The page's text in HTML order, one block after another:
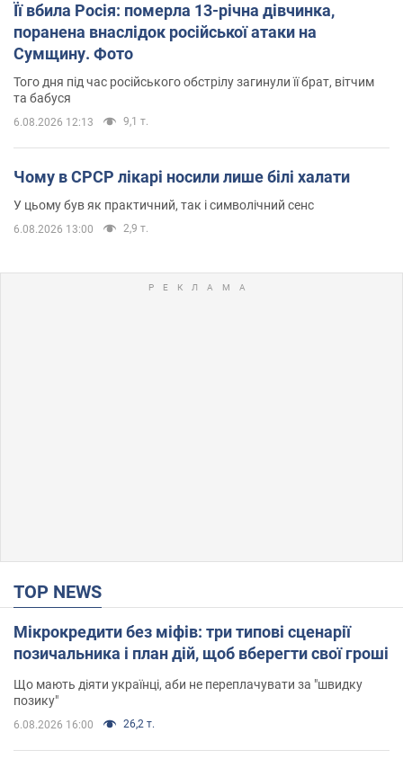
Її вбила Росія: померла 13-річна дівчинка,
поранена внаслідок російської атаки на
Сумщину. Фото
Того дня під час російського обстрілу загинули її брат, вітчим
та бабуся
6.08.2026 12:13 9,1 т.
Чому в СРСР лікарі носили лише білі халати
У цьому був як практичний, так і символічний сенс
6.08.2026 13:00 2,9 т.
TOP NEWS
Мікрокредити без міфів: три типові сценарії
позичальника і план дій, щоб вберегти свої гроші
Що мають діяти українці, аби не переплачувати за "швидку
позику"
6.08.2026 16:00 26,2 т.